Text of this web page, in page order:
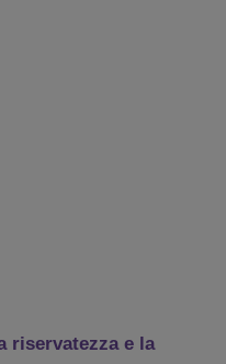
riservatezza e la